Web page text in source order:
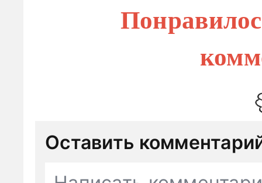
Оставить